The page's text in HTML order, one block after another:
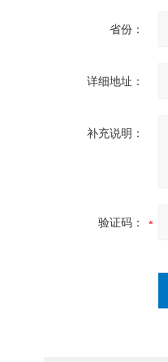
省份：
详细地址：
补充说明：
验证码：